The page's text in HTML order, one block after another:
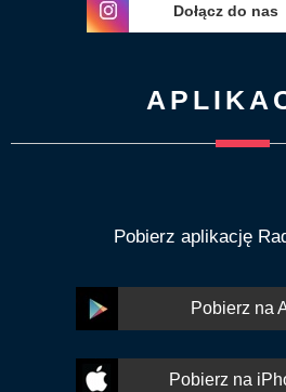
Dołącz do nas
Pobierz aplikację
Pobierz na
Pobierz na